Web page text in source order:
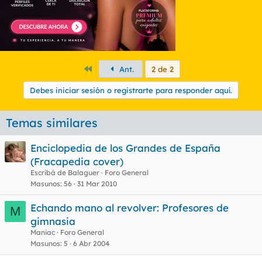
PrimeroAnt. 2 de 2
Debes iniciar sesión o registrarte para responder aquí.
Temas similares
Enciclopedia de los Grandes de España
(Fracapedia cover)
Escribá de Balaguer
Foro General
Masunos 56 31 Mar 2010
M
Echando mano al revolver: Profesores de
gimnasia
Maniac
Foro General
Masunos 5 6 Abr 2004